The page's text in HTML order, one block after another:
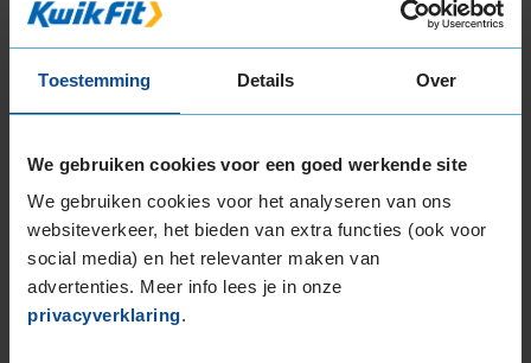
Toestemming Details Over
We gebruiken cookies voor een goed werkende site
We gebruiken cookies voor het analyseren van ons
websiteverkeer, het bieden van extra functies (ook voor
social media) en het relevanter maken van
advertenties. Meer info lees je in onze
privacyverklaring.
Niet beschikbaar in dit filiaal, maar wel
beschikbaar bij andere filialen
Bekijk al onzeautogarages in de regio
Alblasserdam. KwikFit is de beste keus voor
Alblasserdam,autobanden in Alblasserdam